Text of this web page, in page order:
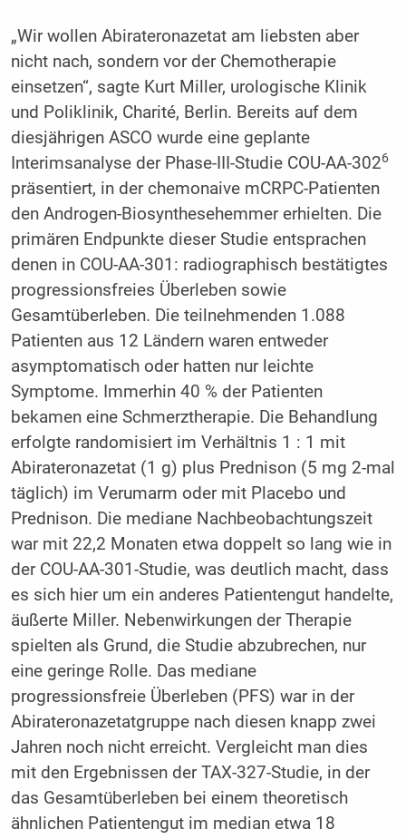
„Wir wollen Abirateronazetat am liebsten aber
nicht nach, sondern vor der Chemotherapie
einsetzen“, sagte Kurt Miller, urologische Klinik
und Poliklinik, Charité, Berlin. Bereits auf dem
diesjährigen ASCO wurde eine geplante
Interimsanalyse der Phase-III-Studie COU-AA-3026
präsentiert, in der chemonaive mCRPC-Patienten
den Androgen-Biosynthesehemmer erhielten. Die
primären Endpunkte dieser Studie entsprachen
denen in COU-AA-301: radiographisch bestätigtes
progressionsfreies Überleben sowie
Gesamtüberleben. Die teilnehmenden 1.088
Patienten aus 12 Ländern waren entweder
asymptomatisch oder hatten nur leichte
Symptome. Immerhin 40 % der Patienten
bekamen eine Schmerztherapie. Die Behandlung
erfolgte randomisiert im Verhältnis 1 : 1 mit
Abirateronazetat (1 g) plus Prednison (5 mg 2-mal
täglich) im Verumarm oder mit Placebo und
Prednison. Die mediane Nachbeobachtungszeit
war mit 22,2 Monaten etwa doppelt so lang wie in
der COU-AA-301-Studie, was deutlich macht, dass
es sich hier um ein anderes Patientengut handelte,
äußerte Miller. Nebenwirkungen der Therapie
spielten als Grund, die Studie abzubrechen, nur
eine geringe Rolle. Das mediane
progressionsfreie Überleben (PFS) war in der
Abirateronazetatgruppe nach diesen knapp zwei
Jahren noch nicht erreicht. Vergleicht man dies
mit den Ergebnissen der TAX-327-Studie, in der
das Gesamtüberleben bei einem theoretisch
ähnlichen Patientengut im median etwa 18